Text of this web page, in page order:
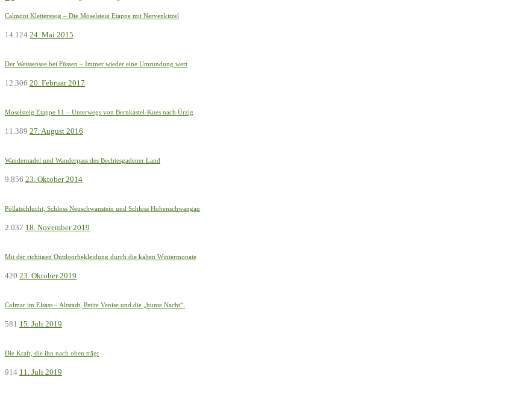
Calmont Klettersteig – Die Moselsteig Etappe mit Nervenkitzel
14.124 24. Mai 2015
Der Weissensee bei Füssen – Immer wieder eine Umrundung wert
12.306 20. Februar 2017
Moselsteig Etappe 11 – Unterwegs von Bernkastel-Kues nach Ürzig
11.389 27. August 2016
Wandernadel und Wanderpass des Bechtesgadener Land
9.856 23. Oktober 2014
Pöllatschlucht, Schloss Neuschwanstein und Schloss Hohenschwangau
2.037 18. November 2019
Mit der richtigen Outdoorbekleidung durch die kalten Wintermonate
420 23. Oktober 2019
Colmar im Elsass – Altstadt, Petite Venise und die „bunte Nacht“.
581 15. Juli 2019
Die Kraft, die ihn nach oben trägt
914 11. Juli 2019